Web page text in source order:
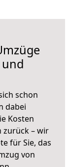
schon
dabei
Kosten
zurück – wir
für Sie, das
von